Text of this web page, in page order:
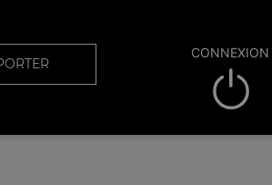
CONNEXION